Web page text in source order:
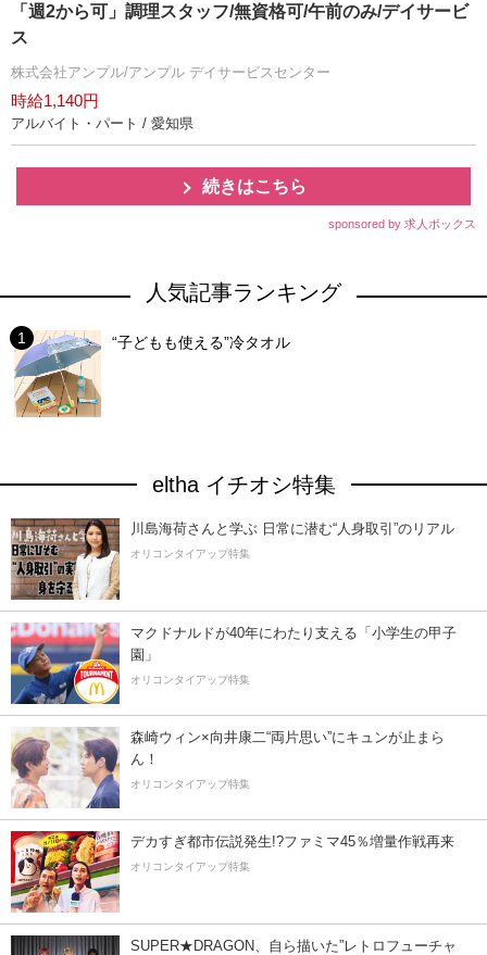
「週2から可」調理スタッフ/無資格可/午前のみ/デイサービ
ス
株式会社アンプル/アンプル デイサービスセンター
時給1,140円
アルバイト・パート / 愛知県
続きはこちら
sponsored by 求人ボックス
人気記事ランキング
“子どもも使える”冷タオル
eltha イチオシ特集
川島海荷さんと学ぶ 日常に潜む“人身取引”のリアル
オリコンタイアップ特集
マクドナルドが40年にわたり支える「小学生の甲子
園」
オリコンタイアップ特集
森崎ウィン×向井康二“両片思い”にキュンが止まら
ん！
オリコンタイアップ特集
デカすぎ都市伝説発生!?ファミマ45％増量作戦再来
オリコンタイアップ特集
SUPER★DRAGON、自ら描いた”レトロフューチャ